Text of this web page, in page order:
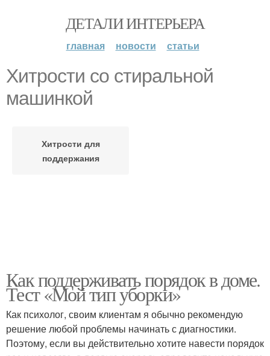
ДЕТАЛИ ИНТЕРЬЕРА
главная новости статьи
Хитрости со стиральной
машинкой
Хитрости для
поддержания
Как поддерживать порядок в доме.
Тест «Мой тип уборки»
Как психолог, своим клиентам я обычно рекомендую
решение любой проблемы начинать с диагностики.
Поэтому, если вы действительно хотите навести порядок